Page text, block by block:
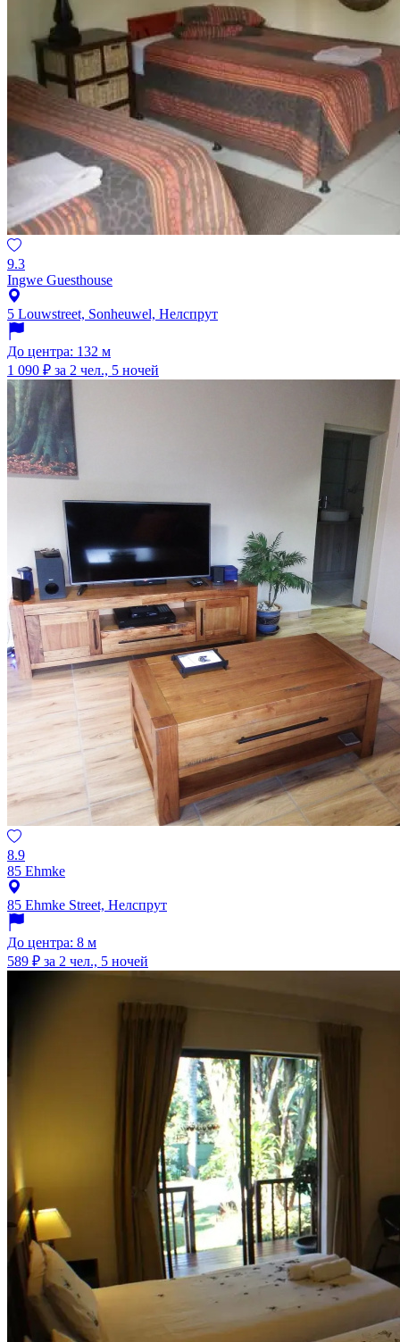
9.3
Ingwe Guesthouse
5 Louwstreet, Sonheuwel, Нелспрут
До центра: 132 м
1 090 ₽ за 2 чел., 5 ночей
8.9
85 Ehmke
85 Ehmke Street, Нелспрут
До центра: 8 м
589 ₽ за 2 чел., 5 ночей